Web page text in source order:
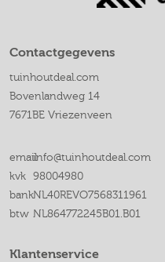
Contactgegevens
tuinhoutdeal.com
Bovenlandweg 14
7671BE Vriezenveen
emailinfo@tuinhoutdeal.com
kvk 98004980
bankNL40REVO7568311961
btw NL864772245B01.B01
Klantenservice